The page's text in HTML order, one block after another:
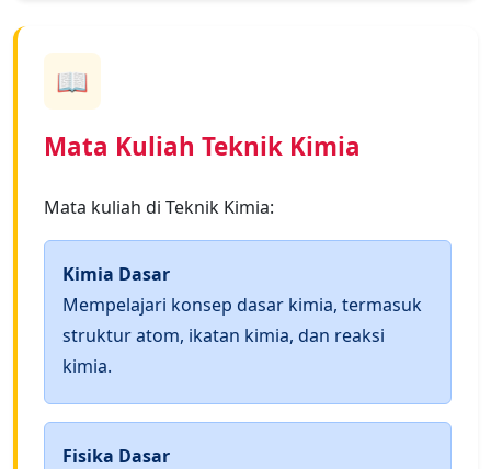
📖
Mata Kuliah Teknik Kimia
Mata kuliah di Teknik Kimia:
Kimia Dasar
Mempelajari konsep dasar kimia, termasuk
struktur atom, ikatan kimia, dan reaksi
kimia.
Fisika Dasar